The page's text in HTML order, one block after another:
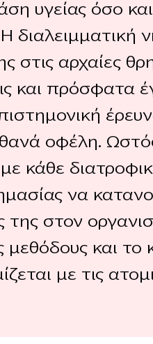
υγείας όσο
διαλειμματική
στις αρχαίες
και πρόσφατα
οφέλη.
κάθε
να
της στον
μεθόδους και
με τις